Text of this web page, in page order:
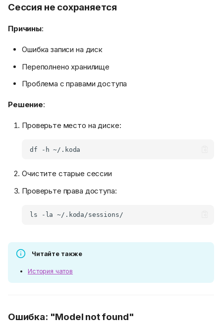
Сессия не сохраняется
Причины:
Ошибка записи на диск
Переполнено хранилище
Проблема с правами доступа
Решение:
Проверьте место на диске:
df -h
Очистите старые сессии
Проверьте права доступа:
ls -la
Читайте также
История чатов
Ошибка: "Model not found"